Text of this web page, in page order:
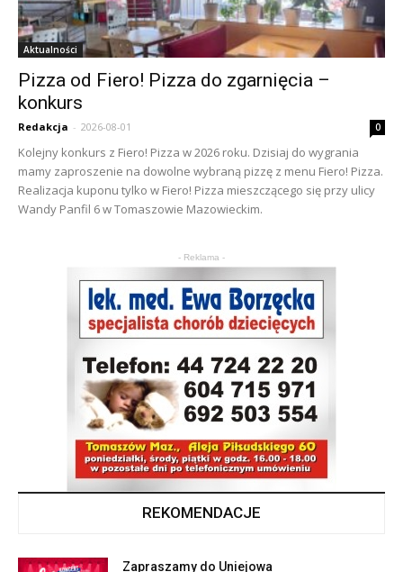
Aktualności
Pizza od Fiero! Pizza do zgarnięcia –
konkurs
Redakcja - 2026-08-01 0
Kolejny konkurs z Fiero! Pizza w 2026 roku. Dzisiaj do wygrania
mamy zaproszenie na dowolne wybraną pizzę z menu Fiero! Pizza.
Realizacja kuponu tylko w Fiero! Pizza mieszczącego się przy ulicy
Wandy Panfil 6 w Tomaszowie Mazowieckim.
- Reklama -
REKOMENDACJE
Zapraszamy do Uniejowa